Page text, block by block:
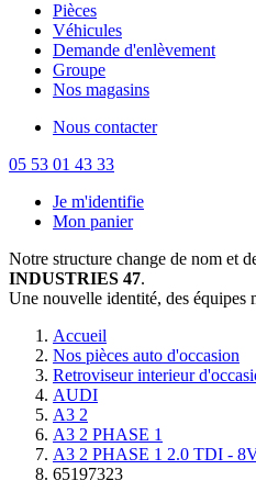
Pièces
Véhicules
Demande d'enlèvement
Groupe
Nos magasins
Nous contacter
05 53 01 43 33
Je m'identifie
Mon panier
Notre structure change de nom et
INDUSTRIES 47.
Une nouvelle identité, des équipes
Accueil
Nos pièces auto d'occasion
Retroviseur interieur
AUDI
A3 2
A3 2 PHASE 1
A3 2 PHASE 1 2.0 TDI -
65197323